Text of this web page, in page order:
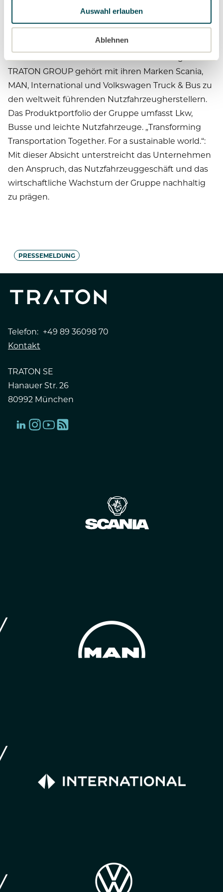
Auswahl erlauben
Ablehnen
TRATON GROUP gehört mit ihren Marken Scania,
MAN, International und Volkswagen Truck & Bus zu
den weltweit führenden Nutzfahrzeugherstellern.
Das Produktportfolio der Gruppe umfasst Lkw,
Busse und leichte Nutzfahrzeuge. „Transforming
Transportation Together. For a sustainable world.“:
Mit dieser Absicht unterstreicht das Unternehmen
den Anspruch, das Nutzfahrzeuggeschäft und das
wirtschaftliche Wachstum der Gruppe nachhaltig
zu prägen.
PRESSEMELDUNG
Telefon: +49 89 36098 70
Kontakt
TRATON SE
Hanauer Str. 26
80992 München